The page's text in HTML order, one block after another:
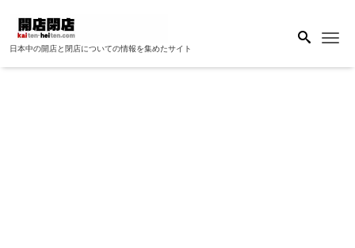
日本中の開店と閉店についての情報を集めたサイト